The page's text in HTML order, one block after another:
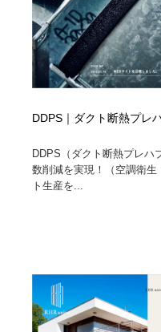
DDPS｜ダクト断熱プレ
DDPS（ダクト断熱プレハ
数削減を実現！（空調衛
ト生産を...